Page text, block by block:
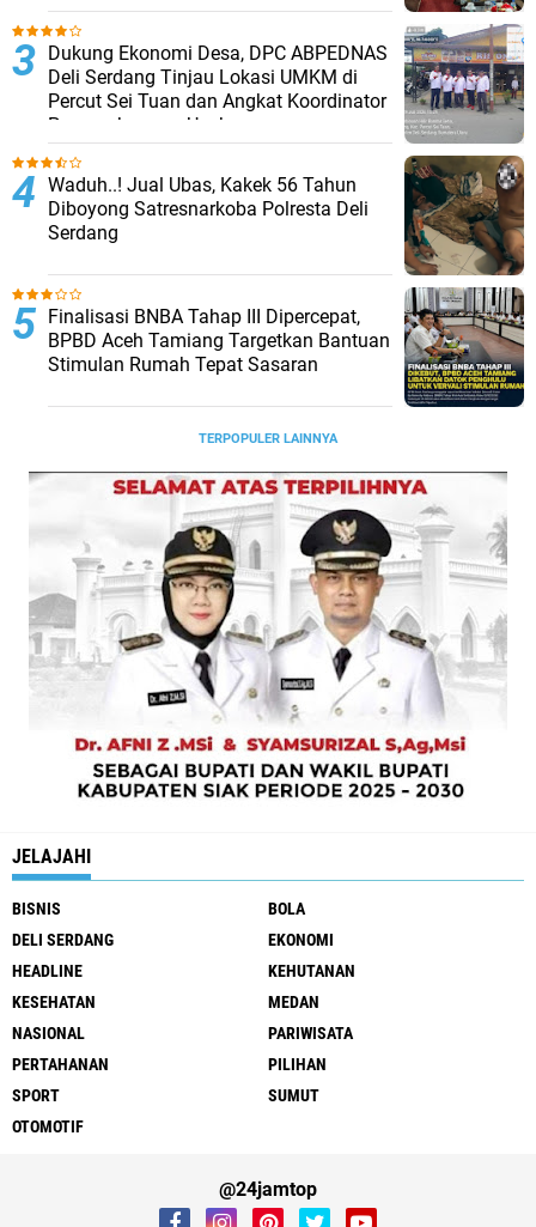
Dukung Ekonomi Desa, DPC ABPEDNAS
Deli Serdang Tinjau Lokasi UMKM di
Percut Sei Tuan dan Angkat Koordinator
Pengembangan Usaha
Waduh..! Jual Ubas, Kakek 56 Tahun
Diboyong Satresnarkoba Polresta Deli
Serdang
Finalisasi BNBA Tahap III Dipercepat,
BPBD Aceh Tamiang Targetkan Bantuan
Stimulan Rumah Tepat Sasaran
TERPOPULER LAINNYA
JELAJAHI
BISNIS
BOLA
DELI SERDANG
EKONOMI
HEADLINE
KEHUTANAN
KESEHATAN
MEDAN
NASIONAL
PARIWISATA
PERTAHANAN
PILIHAN
SPORT
SUMUT
OTOMOTIF
@24jamtop